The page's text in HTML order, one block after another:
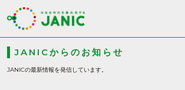
JANICからのお知らせ
JANICの最新情報を発信しています。